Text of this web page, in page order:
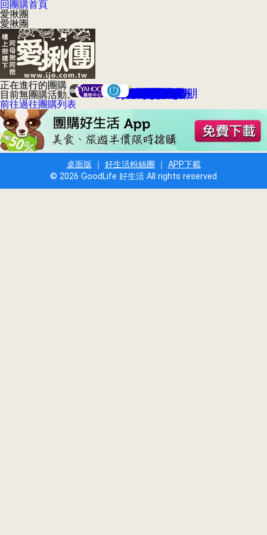
回團購首頁
愛揪團
愛揪團
GROUPON台灣酷朋
17Life
17Shopping
Lets購
GOMAJI夠麻吉
太想要折扣網
Hi-11天天搶優惠
yam揪便宜
愛合購衝店團
Buy917
拉手網
123團購網
愛評嚴選團購
愛購購
集購城
瘋狂賣客
愛台灣團購網
VBONE寵團購
Yahoo!奇摩折扣+
SHOPPING99
優度團購網
大買家
糯米網
HerBuy好買
Yahoo!每日好康
好吃市集
好魚網
生活市集
大折扣
3C市集
正在進行的團購
目前無團購活動。
前往過往團購列表
桌面版 ｜ 好生活粉絲團 ｜ APP下載
© 2026 GoodLife 好生活 All rights reserved